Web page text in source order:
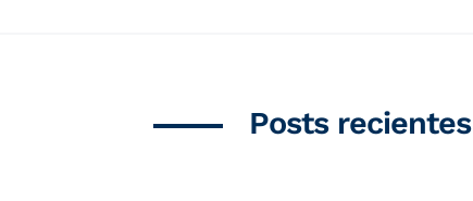
Posts recientes